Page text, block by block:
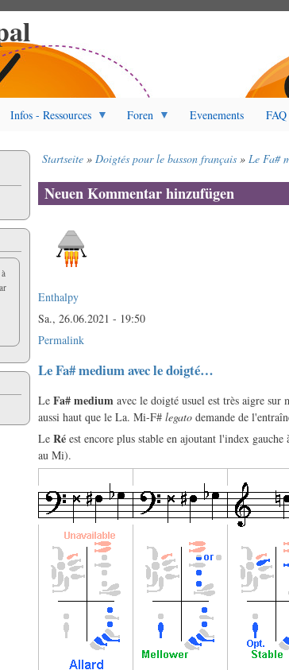
Infos - Ressources Foren Evenements FAQ
Startseite Doigtés pour le basson français Le Fa#
Neuen Kommentar hinzufügen
Enthalpy
Sa., 26.06.2021 - 19:50
Permalink
Le Fa# medium avec le doigté…
LeFa# medium avec le doigté usuel est très aigre
aussi haut que le La. Mi-F#legato demande de
LeRé est encore plus stable en ajoutant l'index
au Mi).